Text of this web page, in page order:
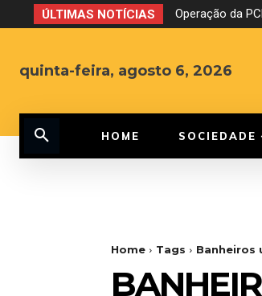
ÚLTIMAS NOTÍCIAS Operação da
quinta-feira, agosto 6, 2026
HOME SOCIEDADE
Home Tags Banheiros